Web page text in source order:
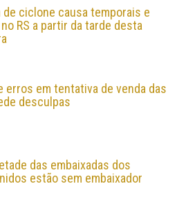
de ciclone causa temporais e
RS a partir da tarde desta
erros em tentativa de venda das
desculpas
das embaixadas dos
estão sem embaixador